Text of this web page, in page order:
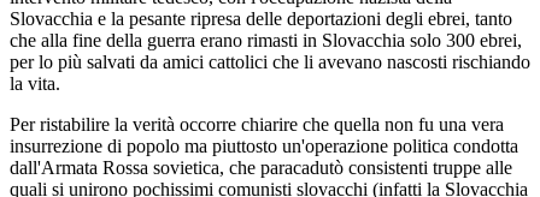
Slovacchia e la pesante ripresa delle deportazioni degli ebrei, tanto
che alla fine della guerra erano rimasti in Slovacchia solo 300 ebrei,
per lo più salvati da amici cattolici che li avevano nascosti rischiando
la vita.
Per ristabilire la verità occorre chiarire che quella non fu una vera
insurrezione di popolo ma piuttosto un'operazione politica condotta
dall'Armata Rossa sovietica, che paracadutò consistenti truppe alle
quali si unirono pochissimi comunisti slovacchi (infatti la Slovacchia